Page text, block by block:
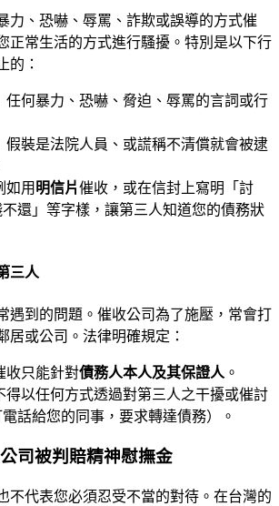
力、恐嚇、辱罵、詐欺或誤導的方式催
正常生活的方式進行騷擾。特別是以下行
的：
任何暴力、恐嚇、脅迫、辱罵的言詞或行
假裝是法院人員、或謊稱不清償就會被逮
如用 明信片催收，或在信封上寫明「討
還」等字樣，讓第三人知道您的債務狀
三人
遇到的問題。催收公司為了施壓，常會打
居或公司。法律明確規定：
收只能針對債務人本人及其保證人 。
得以任何方式透過對第三人之干擾或催討
話給您的同事，要求轉達債務）。
司被判賠精神慰撫金
不代表您必須忍受不當的對待。在台灣的